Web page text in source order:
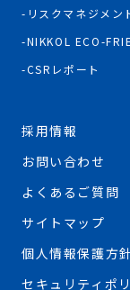
リスクマネジメン
NIKKOL ECO-
CSRレポート
採用情報
お問い合わせ
よくあるご質問
サイトマップ
個人情報保護方針
セキュリティポ